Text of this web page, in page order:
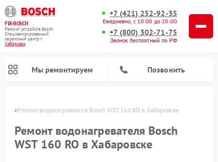
FIX-BOSCH
Ремонт устройств Bosch
Специализированный
cервисный центр г.
Хабаровск
+7 (421) 252-92-35
Ежедневно, с 10:00 до 20:00
+7 (800) 302-71-75
Звонок бесплатный по РФ
Мы ремонтируем Позвонить
Ремонт водонагревателя Bosch WST 160 RO в Хабаровске
Ремонт водонагревателя Bosch
WST 160 RO в Хабаровске